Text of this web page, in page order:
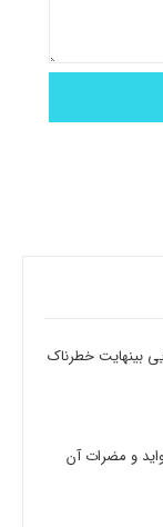
8 ماده غذایی بینهایت خطرناک
و مضرات آن